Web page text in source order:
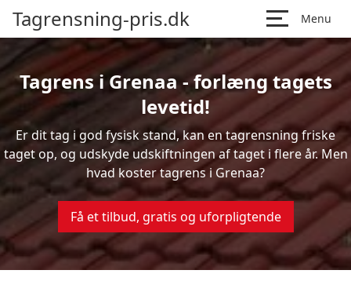
Tagrensning-pris.dk Menu
Tagrens i Grenaa - forlæng tagets
levetid!
Er dit tag i god fysisk stand, kan en tagrensning friske
taget op, og udskyde udskiftningen af taget i flere år. Men
hvad koster tagrens i Grenaa?
Få et tilbud, gratis og uforpligtende